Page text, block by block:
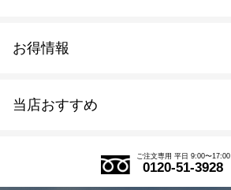
当店おすすめ
式部の香りシリーズ
お得情報
会員規約について
ご注文専用 平日 9:00〜17:00
0120-51-3928